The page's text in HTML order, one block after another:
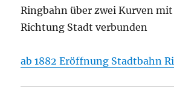
Ringbahn über zwei Kurven
Richtung Stadt verbunden
ab 1882 Eröffnung Stadtbahn